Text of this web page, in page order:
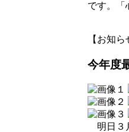
です。「
【お知
今年度
明日３